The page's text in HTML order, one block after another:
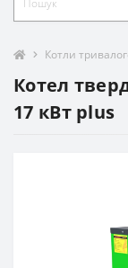
Котли
Котел
17 кВт plus